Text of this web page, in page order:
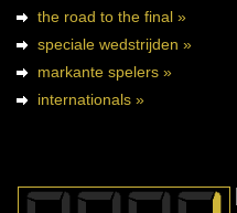
the road to the final »
speciale wedstrijden »
markante spelers »
internationals »